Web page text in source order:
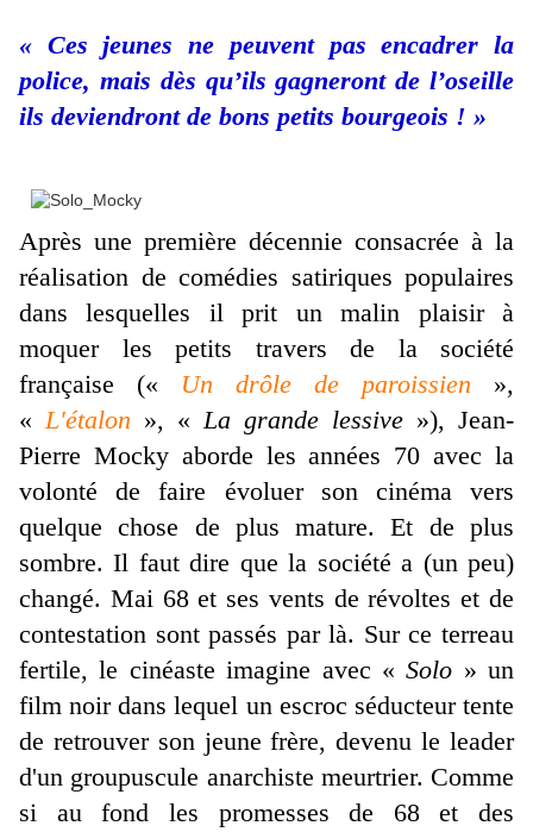
« Ces jeunes ne peuvent pas encadrer la
police, mais dès qu’ils gagneront de l’oseille
ils deviendront de bons petits bourgeois ! »
Après une première décennie consacrée à la
réalisation de comédies satiriques populaires
dans lesquelles il prit un malin plaisir à
moquer les petits travers de la société
française (« Un drôle de paroissien »,
« L'étalon », « La grande lessive »), Jean-
Pierre Mocky aborde les années 70 avec la
volonté de faire évoluer son cinéma vers
quelque chose de plus mature. Et de plus
sombre. Il faut dire que la société a (un peu)
changé. Mai 68 et ses vents de révoltes et de
contestation sont passés par là. Sur ce terreau
fertile, le cinéaste imagine avec «Solo » un
film noir dans lequel un escroc séducteur tente
de retrouver son jeune frère, devenu le leader
d'un groupuscule anarchiste meurtrier. Comme
si au fond les promesses de 68 et des